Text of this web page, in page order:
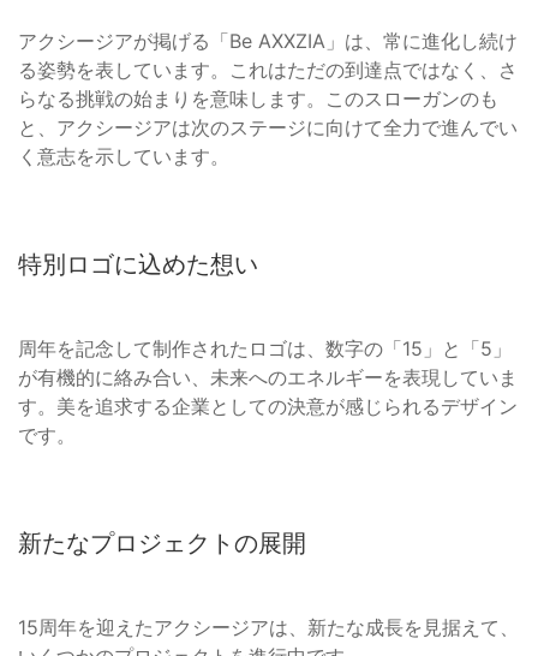
アクシージアが掲げる「Be AXXZIA」は、常に進化し続け
る姿勢を表しています。これはただの到達点ではなく、さ
らなる挑戦の始まりを意味します。このスローガンのも
と、アクシージアは次のステージに向けて全力で進んでい
く意志を示しています。
特別ロゴに込めた想い
周年を記念して制作されたロゴは、数字の「15」と「5」
が有機的に絡み合い、未来へのエネルギーを表現していま
す。美を追求する企業としての決意が感じられるデザイン
です。
新たなプロジェクトの展開
15周年を迎えたアクシージアは、新たな成長を見据えて、